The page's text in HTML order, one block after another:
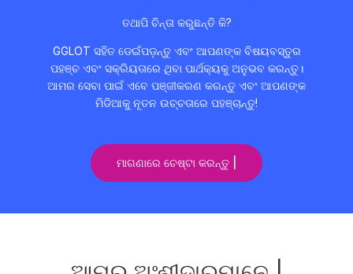
ତଥାପି ଚିନ୍ତା କରୁଛନ୍ତି କି?
GGLOT ସହିତ ଡେଇଁପଡ଼ନ୍ତୁ ଏବଂ ଆପଣଙ୍କ ବିଷୟବସ୍ତୁର
ପହଞ୍ଚ ଏବଂ ସକ୍ରିୟତାରେ ଥିବା ପାର୍ଥକ୍ୟକୁ ଅନୁଭବ କରନ୍ତୁ।
ଆମର ସେବା ପାଇଁ ଏବେ ପଞ୍ଜୀକରଣ କରନ୍ତୁ ଏବଂ ଆପଣଙ୍କ
ମିଡିଆକୁ ନୂତନ ଉଚ୍ଚତାରେ ପହଞ୍ଚାନ୍ତୁ!
ମାଗଣାରେ ଚେଷ୍ଟା କରନ୍ତୁ |